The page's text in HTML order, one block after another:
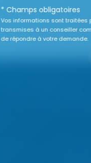
* Champs obligatoires
Vos informations sont traitées
transmises à un conseiller
de répondre à votre demande.